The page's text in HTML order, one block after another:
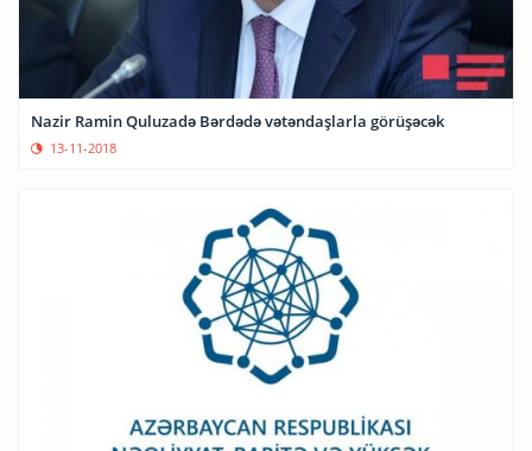
Nazir Ramin Quluzadə Bərdədə vətəndaşlarla görüşəcək
13-11-2018